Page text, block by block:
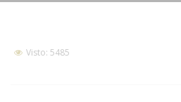
Visto: 5485